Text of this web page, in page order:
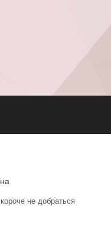
не добраться